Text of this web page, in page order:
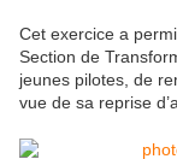
Cet exercice a
Section de
jeunes pilotes, de
vue de sa reprise